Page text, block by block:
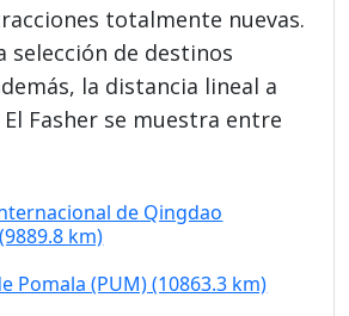
totalmente nuevas.
selección de destinos
la distancia lineal a
Fasher se muestra entre
de Qingdao
km)
Pomala (PUM) (10863.3 km)